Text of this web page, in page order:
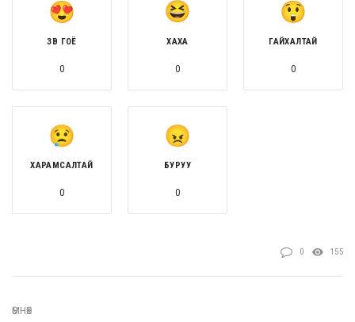
ЗӨВ ГОЁ
0
ХАХА
0
ГАЙХАЛТАЙ
0
ХАРАМСАЛТАЙ
0
БУРУУ
0
0 155
ӨМНӨХ